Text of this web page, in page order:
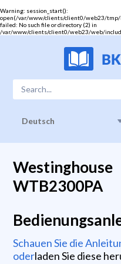
Warning: session_start():
open(/var/www/clients/client0/web23/tmp/
failed: No such file or directory (2) in
/var/www/clients/client0/web23/web/
Deutsch
Westinghouse
WTB2300PA
Schauen Sie die
oderladen Sie diese